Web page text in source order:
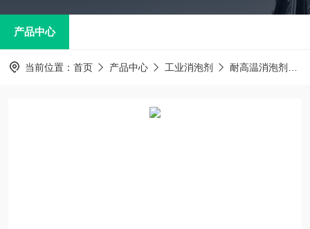
产品中心
当前位置： 首页 产品中心 工业消泡剂 耐高温消泡剂